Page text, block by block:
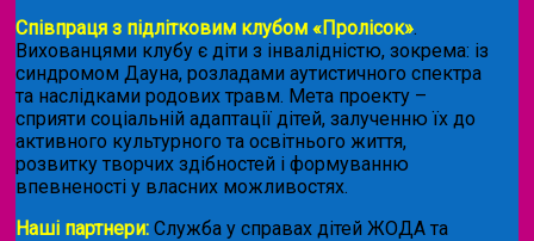
Співпраця з підлітковим клубом «Пролісок».
Вихованцями клубу є діти з інвалідністю, зокрема: із
синдромом Дауна, розладами аутистичного спектра
та наслідками родових травм. Мета проекту –
сприяти соціальній адаптації дітей, залученню їх до
активного культурного та освітнього життя,
розвитку творчих здібностей і формуванню
впевненості у власних можливостях.
Наші партнери: Служба у справах дітей ЖОДА та